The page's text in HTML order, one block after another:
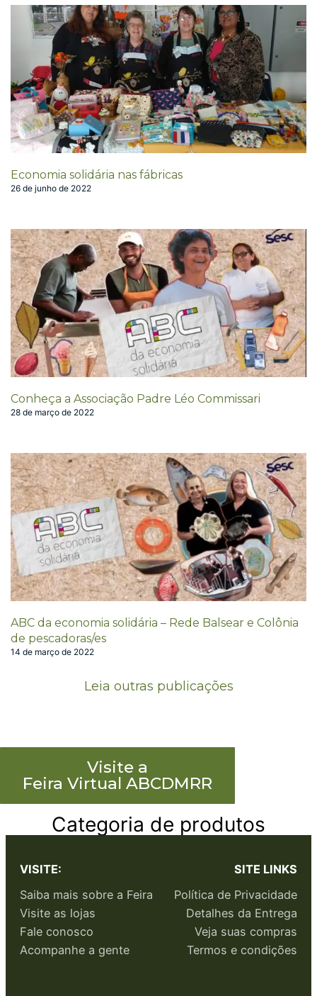
Economia solidária nas fábricas
26 de junho de 2022
Conheça a Associação Padre Léo Commissari
28 de março de 2022
ABC da economia solidária – Rede Balsear e Colônia
de pescadoras/es
14 de março de 2022
Leia outras publicações
Visite a
Feira Virtual ABCDMRR
Categoria de produtos
VISITE:
Saiba mais sobre a Feira
Visite as lojas
Fale conosco
Acompanhe a gente
SITE LINKS
Política de Privacidade
Detalhes da Entrega
Veja suas compras
Termos e condições